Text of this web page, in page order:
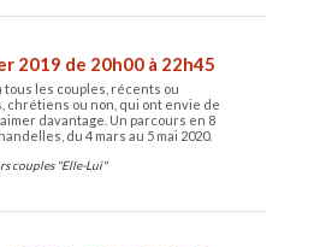
2019 de 20h00 à 22h45
les couples, récents ou
chrétiens ou non, qui ont envie de
davantage. Un parcours en 8
du 4 mars au 5 mai 2020.
couples "Elle-Lui"